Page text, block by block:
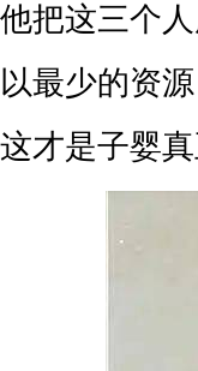
他把这三个
以最少的资
这才是子婴真